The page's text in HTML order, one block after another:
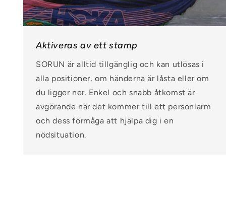
Aktiveras av ett stamp
SORUN är alltid tillgänglig och kan utlösas i
alla positioner, om händerna är låsta eller om
du ligger ner. Enkel och snabb åtkomst är
avgörande när det kommer till ett personlarm
och dess förmåga att hjälpa dig i en
nödsituation.